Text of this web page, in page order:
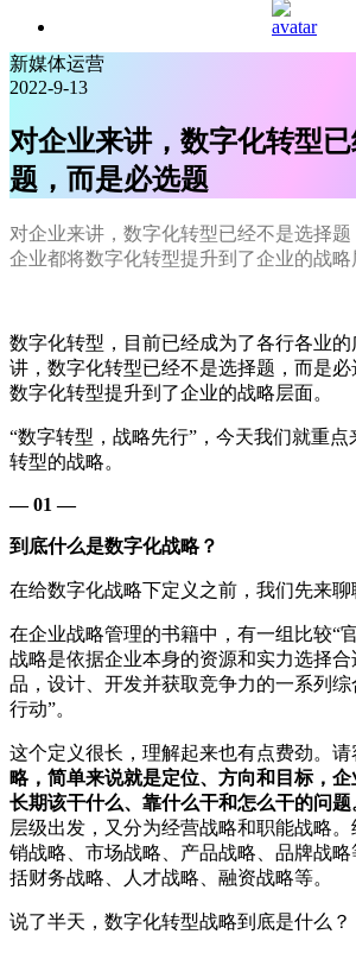
新媒体运营
2022-9-13
对企业来讲，数字化转型
题，而是必选题
对企业来讲，数字化转型已经不是选择
企业都将数字化转型提升到了企业的战略
数字化转型，目前已经成为了各行各业
讲，数字化转型已经不是选择题，而是
数字化转型提升到了企业的战略层面。
“数字转型，战略先行”，今天我们就重
转型的战略。
— 01 —
到底什么是数字化战略？
在给数字化战略下定义之前，我们先来聊
在企业战略管理的书籍中，有一组比较“
战略是依据企业本身的资源和实力选择
品，设计、开发并获取竞争力的一系列
行动”。
这个定义很长，理解起来也有点费劲。请
略，简单来说就是定位、方向和目标，
长期该干什么、靠什么干和怎么干的问题
层级出发，又分为经营战略和职能战略
销战略、市场战略、产品战略、品牌战
括财务战略、人才战略、融资战略等。
说了半天，数字化转型战略到底是什么？